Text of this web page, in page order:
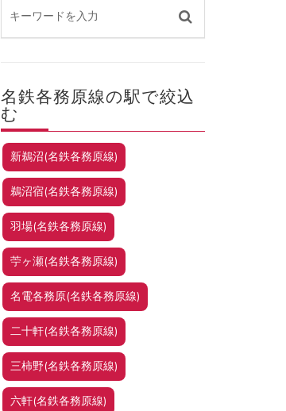
名鉄各務原線の駅で絞込
む
新鵜沼(名鉄各務原線)
鵜沼宿(名鉄各務原線)
羽場(名鉄各務原線)
苧ヶ瀬(名鉄各務原線)
名電各務原(名鉄各務原線)
二十軒(名鉄各務原線)
三柿野(名鉄各務原線)
六軒(名鉄各務原線)